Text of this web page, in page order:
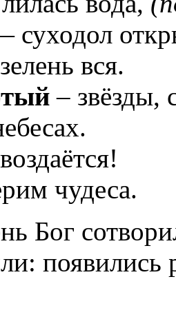
суходол
вся.
– звёзды,
чудеса.
Бог